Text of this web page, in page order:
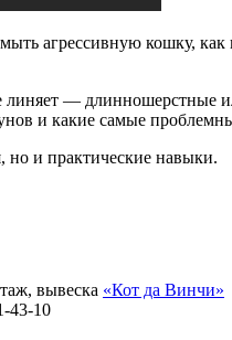
агрессивную кошку,
— длинношерстные
и какие самые
но и практические навыки.
вывеска «Кот да Винчи»
43-10